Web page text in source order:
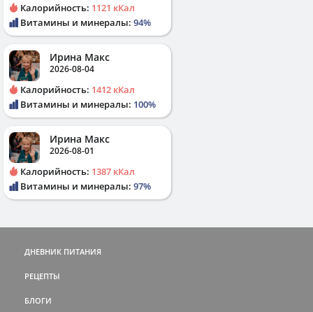
Калорийность: 1121 кКал
Витамины и минералы: 94%
Ирина Макс
2026-08-04
Калорийность: 1412 кКал
Витамины и минералы: 100%
Ирина Макс
2026-08-01
Калорийность: 1387 кКал
Витамины и минералы: 97%
ДНЕВНИК ПИТАНИЯ
РЕЦЕПТЫ
БЛОГИ